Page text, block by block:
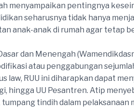
menyampaikan pentingnya
seharusnya tidak hanya
anak-anak di rumah agar tetap
dan Menengah
atau penggabungan
law, RUU ini diharapkan dapat
hingga UU Pesantren. Atip
tindih dalam pelaksanaan